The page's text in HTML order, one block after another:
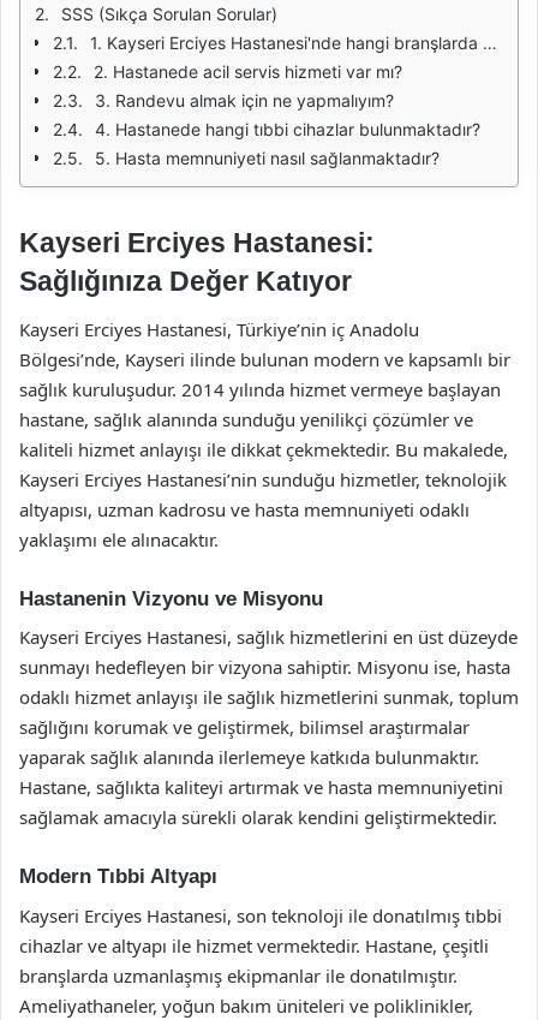
SSS (Sıkça Sorulan Sorular)
1. Kayseri Erciyes Hastanesi'nde hangi branşlarda hizmet verilmektedir?
2. Hastanede acil servis hizmeti var mı?
3. Randevu almak için ne yapmalıyım?
4. Hastanede hangi tıbbi cihazlar bulunmaktadır?
5. Hasta memnuniyeti nasıl sağlanmaktadır?
Kayseri Erciyes Hastanesi:
Sağlığınıza Değer Katıyor
Kayseri Erciyes Hastanesi, Türkiye’nin iç Anadolu
Bölgesi’nde, Kayseri ilinde bulunan modern ve kapsamlı bir
sağlık kuruluşudur. 2014 yılında hizmet vermeye başlayan
hastane, sağlık alanında sunduğu yenilikçi çözümler ve
kaliteli hizmet anlayışı ile dikkat çekmektedir. Bu makalede,
Kayseri Erciyes Hastanesi’nin sunduğu hizmetler, teknolojik
altyapısı, uzman kadrosu ve hasta memnuniyeti odaklı
yaklaşımı ele alınacaktır.
Hastanenin Vizyonu ve Misyonu
Kayseri Erciyes Hastanesi, sağlık hizmetlerini en üst düzeyde
sunmayı hedefleyen bir vizyona sahiptir. Misyonu ise, hasta
odaklı hizmet anlayışı ile sağlık hizmetlerini sunmak, toplum
sağlığını korumak ve geliştirmek, bilimsel araştırmalar
yaparak sağlık alanında ilerlemeye katkıda bulunmaktır.
Hastane, sağlıkta kaliteyi artırmak ve hasta memnuniyetini
sağlamak amacıyla sürekli olarak kendini geliştirmektedir.
Modern Tıbbi Altyapı
Kayseri Erciyes Hastanesi, son teknoloji ile donatılmış tıbbi
cihazlar ve altyapı ile hizmet vermektedir. Hastane, çeşitli
branşlarda uzmanlaşmış ekipmanlar ile donatılmıştır.
Ameliyathaneler, yoğun bakım üniteleri ve poliklinikler,